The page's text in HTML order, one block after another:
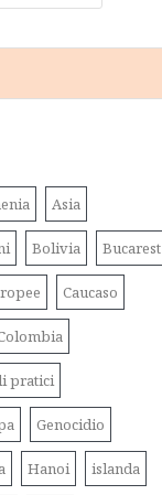
Asia
Bolivia Bucarest
Caucaso
pratici
Genocidio
Hanoi islanda